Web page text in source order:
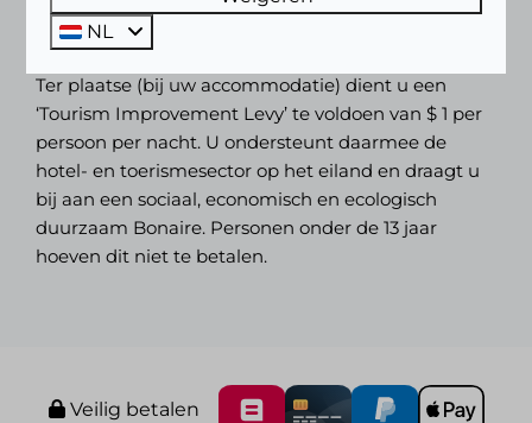
TIL
Ter plaatse (bij uw accommodatie) dient u een
‘Tourism Improvement Levy’ te voldoen van $ 1 per
persoon per nacht. U ondersteunt daarmee de
hotel- en toerismesector op het eiland en draagt u
bij aan een sociaal, economisch en ecologisch
duurzaam Bonaire. Personen onder de 13 jaar
hoeven dit niet te betalen.
Veilig betalen
NL